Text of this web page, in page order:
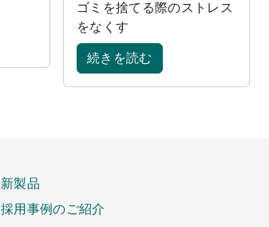
ゴミを捨てる際のストレス
をなくす
続きを読む
新製品
採用事例のご紹介